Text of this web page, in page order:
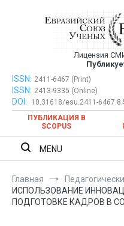
публикация
Лицензия
Евразийский Союз
ISSN: 2411-6467 (Print)
ISSN: 2413-9335 (Online)
DOI:
10.31618/esu.2411-
ПУБЛИКАЦИЯ В
SCOPUS
MENU
Главная
ИСПОЛЬЗОВАНИЕ
ПОДГОТОВКЕ КАДРОВ В